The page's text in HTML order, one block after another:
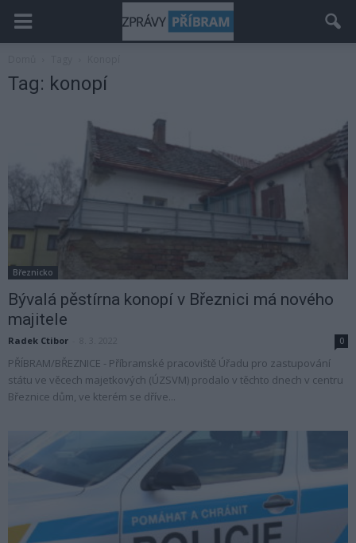
Tag: konopí
Březnicko
Bývalá pěstírna konopí v Březnici má nového
majitele
Radek Ctibor 0
PŘÍBRAM/BŘEZNICE - Příbramské pracoviště Úřadu pro zastupování
státu ve věcech majetkových (ÚZSVM) prodalo v těchto dnech v centru
Březnice dům, ve kterém se dříve...